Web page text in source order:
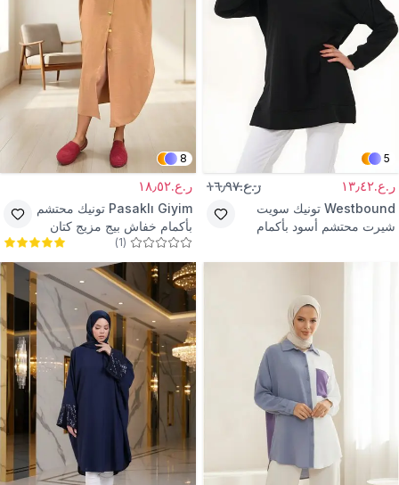
5
ر.ع.١٣٫٤٢ ر.ع.١٦٫٩٧
Westbound تونيك سويت
شيرت محتشم أسود بأكمام
8
ر.ع.١٨٫٥٢
Pasaklı Giyim تونيك محتشم
بأكمام خفاش بيج مزيج كتان
(
1
)